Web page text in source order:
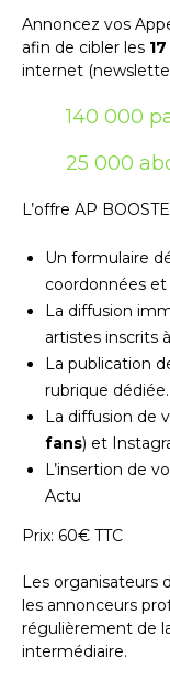
Adresse email*
Prénom
Annoncez vos
afin de cibler les
internet
140 000
25 000
L’offre AP
Un formulaire
coordonnées et
La diffusion
artistes inscrits
La publication
rubrique dédiée.
La diffusion de
fans) et
L’insertion de
Actu
Prix: 60€ TTC
Les organisateurs
les annonceurs
régulièrement de
intermédiaire.